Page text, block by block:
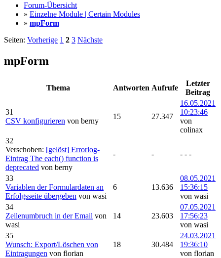
Forum-Übersicht
» Einzelne Module | Certain Modules
» mpForm
Seiten: Vorherige 1 2 3 Nächste
mpForm
Thema Antworten Aufrufe
Letzter
Beitrag
31
CSV konfigurieren von berny
15 27.347
16.05.2021
10:23:46
von
colinax
32
Verschoben: [gelöst] Errorlog-
Eintrag The each() function is
deprecated von berny
- - - - -
33
Variablen der Formulardaten an
Erfolgsseite übergeben von wasi
6 13.636
08.05.2021
15:36:15
von wasi
34
Zeilenumbruch in der Email von
wasi
14 23.603
07.05.2021
17:56:23
von wasi
35
Wunsch: Export/Löschen von
Eintragungen von florian
18 30.484
24.03.2021
19:36:10
von florian